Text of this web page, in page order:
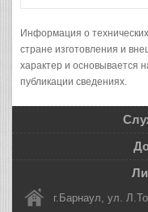
Информация о
стране изготовления и
характер и основывается
публикации сведениях.
г.Барнаул, ул.